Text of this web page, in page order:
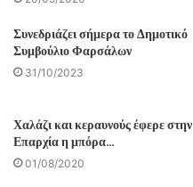
Συνεδριάζει σήμερα το Δημοτικό
Συμβούλιο Φαρσάλων
31/10/2023
Χαλάζι και κεραυνούς έφερε στην
Επαρχία η μπόρα…
01/08/2020